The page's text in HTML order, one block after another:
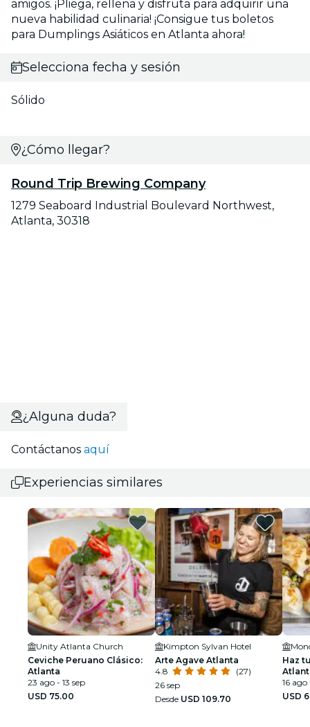
amigos. ¡Pliega, rellena y disfruta para adquirir una
nueva habilidad culinaria! ¡Consigue tus boletos
para Dumplings Asiáticos en Atlanta ahora!
Selecciona fecha y sesión
Sólido
¿Cómo llegar?
Round Trip Brewing Company
1279 Seaboard Industrial Boulevard Northwest,
Atlanta, 30318
¿Alguna duda?
Contáctanos aquí
Experiencias similares
Unity Atlanta Church
Ceviche Peruano Clásico:
Atlanta
23 ago - 13 sep
USD 75.00
Kimpton Sylvan Hotel
Arte Agave Atlanta
4.8
(27)
26 sep
Desde USD 109.70
Haz
16 ago
USD